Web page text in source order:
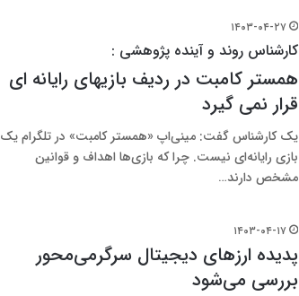
۱۴۰۳-۰۴-۲۷
کارشناس روند و آینده پژوهشی :
همستر کامبت در ردیف بازیهای رایانه ای
قرار نمی گیرد
یک کارشناس گفت: مینی‌اپ «همستر کامبت» در تلگرام یک
بازی رایانه‌ای نیست. چرا که بازی‌ها اهداف و قوانین
مشخص دارند…
۱۴۰۳-۰۴-۱۷
پدیده‌ ارزهای دیجیتال سرگرمی‌محور
بررسی می‌شود